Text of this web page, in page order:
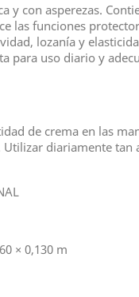
y con asperezas.
las funciones
lozanía y
para uso diario y
de crema en las
diariamente tan
× 0,130 m